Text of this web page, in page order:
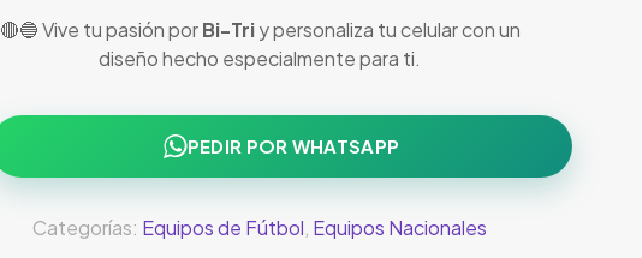
🔴🔵 Vive tu pasión porBi-Triy personaliza tu celular con un
diseño hecho especialmente para ti.
PEDIR POR WHATSAPP
Categorías: Equipos de Fútbol Equipos Nacionales